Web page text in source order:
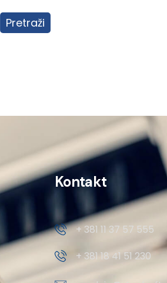
Pretraži
Kontakt
+ 381 11 37 57 555
+ 381 18 41 51 230